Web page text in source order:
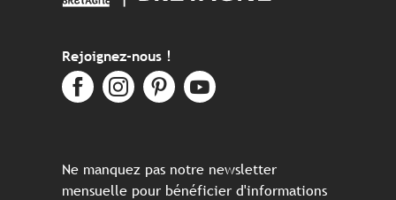
Rejoignez-nous !
Ne manquez pas notre newsletter
mensuelle pour bénéficier d'informations